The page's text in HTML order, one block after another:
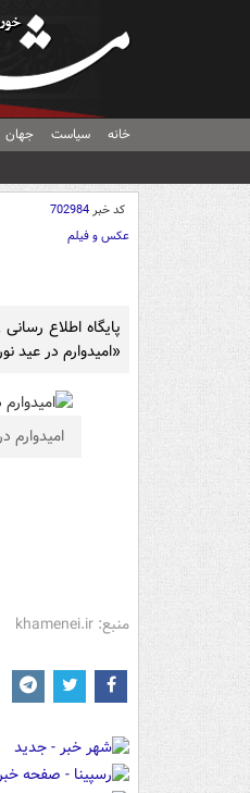
خانه سیاست جهان
کد خبر702984
عکس و فیلم
«امیدوارم در عید
امیدوارم
منبع: khamenei.ir